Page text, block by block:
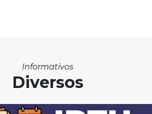
Informativos
Diversos